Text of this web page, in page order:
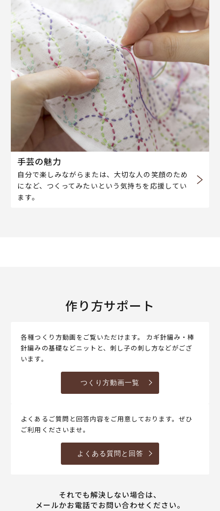
手芸の魅力
自分で楽しみながらまたは、大切な人の笑顔のため
になど、つくってみたいという気持ちを応援してい
ます。
作り方サポート
各種つくり方動画をご覧いただけます。 カギ針編み・棒
針編みの基礎などニットと、刺し子の刺し方などがござ
います。
つくり方動画一覧
よくあるご質問と回答内容をご用意しております。ぜひ
ご利用くださいませ。
よくある質問と回答
それでも解決しない場合は、
メールかお電話でお問い合わせください。